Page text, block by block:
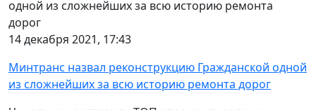
14 декабря 2021, 17:43
Минтранс назвал реконструкцию Гражданской одной
из сложнейших за всю историю ремонта дорог